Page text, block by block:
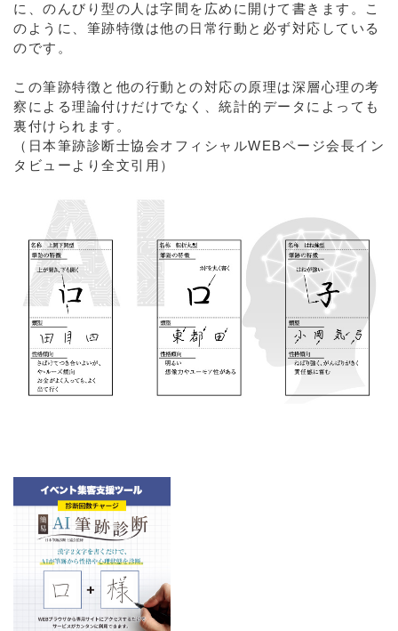
に、のんびり型の人は字間を広めに開けて書きます。こ
のように、筆跡特徴は他の日常行動と必ず対応している
のです。
この筆跡特徴と他の行動との対応の原理は深層心理の考
察による理論付けだけでなく、統計的データによっても
裏付けられます。
（日本筆跡診断士協会オフィシャルWEBページ会⻑イン
タビューより全⽂引⽤）